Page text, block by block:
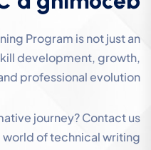
Program is not just an
development, growth,
professional evolution.
journey? Contact us
of technical writing.